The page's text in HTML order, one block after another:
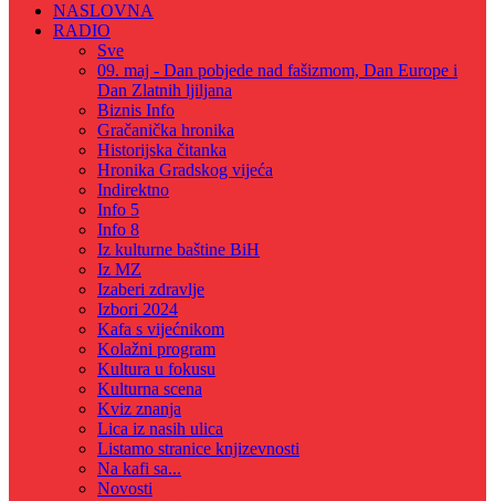
NASLOVNA
RADIO
Sve
09. maj - Dan pobjede nad fašizmom, Dan Europe i
Dan Zlatnih ljiljana
Biznis Info
Gračanička hronika
Historijska čitanka
Hronika Gradskog vijeća
Indirektno
Info 5
Info 8
Iz kulturne baštine BiH
Iz MZ
Izaberi zdravlje
Izbori 2024
Kafa s vijećnikom
Kolažni program
Kultura u fokusu
Kulturna scena
Kviz znanja
Lica iz nasih ulica
Listamo stranice knjizevnosti
Na kafi sa...
Novosti